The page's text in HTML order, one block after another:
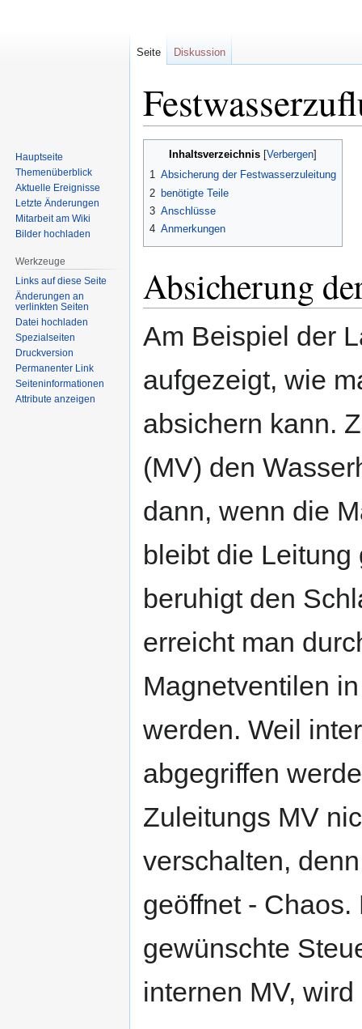
Inhaltsverzeichnis
1 Absicherung der Festwasserzuleitung
2 benötigte Teile
3 Anschlüsse
4 Anmerkungen
Absicherung
Am Beispiel der
aufgezeigt, wie
absichern kann.
(MV) den
dann, wenn die
bleibt die
beruhigt den
erreicht man
Magnetventilen
werden. Weil
abgegriffen
Zuleitungs MV
verschalten,
geöffnet -
gewünschte
internen MV,
Seite Diskussion
Hauptseite
Themenüberblick
Aktuelle Ereignisse
Letzte Änderungen
Mitarbeit am Wiki
Bilder hochladen
Werkzeuge
Links auf diese Seite
Änderungen an
verlinkten Seiten
Datei hochladen
Spezialseiten
Druckversion
Permanenter Link
Seiten­informationen
Attribute anzeigen